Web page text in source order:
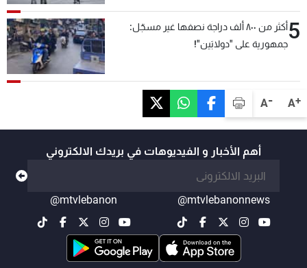
A+
A-
5
أكثر من ٨٠٠ ألف دراجة نصفها غير مسجّل:
جمهورية على "دولابَين"!
أهم الأخبار و الفيديوهات في بريدك الالكتروني
@mtvlebanonnews
@mtvlebanon